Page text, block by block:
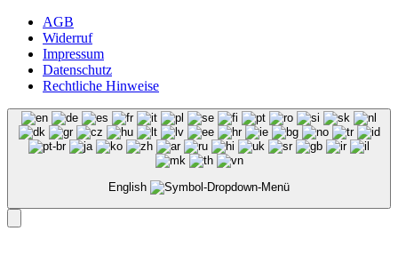
AGB
Widerruf
Impressum
Datenschutz
Rechtliche Hinweise
English